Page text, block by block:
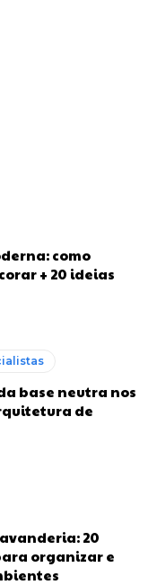
como
+ 20 ideias
base neutra nos
de
20
organizar e